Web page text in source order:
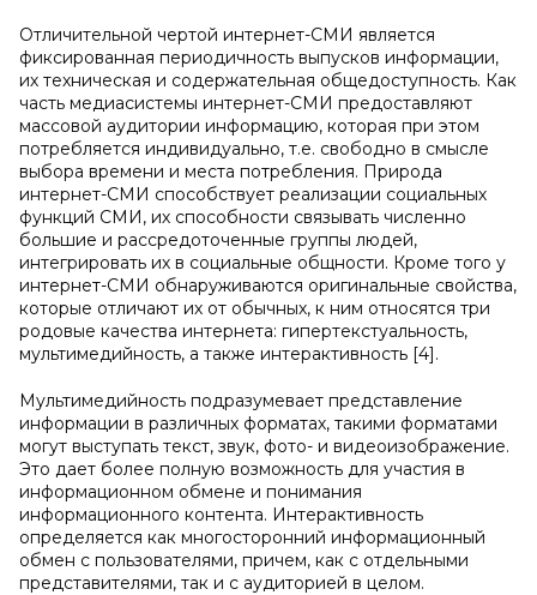
Отличительной чертой интернет-СМИ является
фиксированная периодичность выпусков информации,
их техническая и содержательная общедоступность. Как
часть медиасистемы интернет-СМИ предоставляют
массовой аудитории информацию, которая при этом
потребляется индивидуально, т.е. свободно в смысле
выбора времени и места потребления. Природа
интернет-СМИ способствует реализации социальных
функций СМИ, их способности связывать численно
большие и рассредоточенные группы людей,
интегрировать их в социальные общности. Кроме того у
интернет-СМИ обнаруживаются оригинальные свойства,
которые отличают их от обычных, к ним относятся три
родовые качества интернета: гипертекстуальность,
мультимедийность, а также интерактивность [4].
Мультимедийность подразумевает представление
информации в различных форматах, такими форматами
могут выступать текст, звук, фото- и видеоизображение.
Это дает более полную возможность для участия в
информационном обмене и понимания
информационного контента. Интерактивность
определяется как многосторонний информационный
обмен с пользователями, причем, как с отдельными
представителями, так и с аудиторией в целом.